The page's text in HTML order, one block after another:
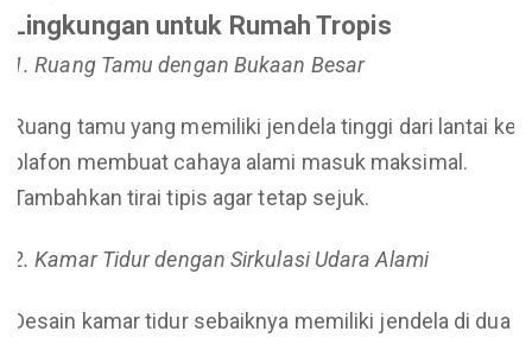
Lingkungan untuk Rumah Tropis
1. Ruang Tamu dengan Bukaan Besar
Ruang tamu yang memiliki jendela tinggi dari lantai ke
plafon membuat cahaya alami masuk maksimal.
Tambahkan tirai tipis agar tetap sejuk.
2. Kamar Tidur dengan Sirkulasi Udara Alami
Desain kamar tidur sebaiknya memiliki jendela di dua